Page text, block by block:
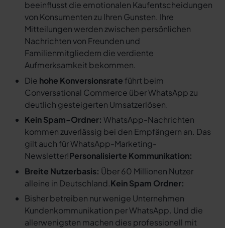
beeinflusst die emotionalen Kaufentscheidungen
von Konsumenten zu Ihren Gunsten. Ihre
Mitteilungen werden zwischen persönlichen
Nachrichten von Freunden und
Familienmitgliedern die verdiente
Aufmerksamkeit bekommen.
Die hohe Konversionsrate führt beim
Conversational Commerce über WhatsApp zu
deutlich gesteigerten Umsatzerlösen.
Kein Spam-Ordner: WhatsApp-Nachrichten
kommen zuverlässig bei den Empfängern an. Das
gilt auch für WhatsApp-Marketing-
Newsletter!Personalisierte Kommunikation:
Breite Nutzerbasis: Über 60 Millionen Nutzer
alleine in Deutschland.Kein Spam Ordner:
Bisher betreiben nur wenige Unternehmen
Kundenkommunikation per WhatsApp. Und die
allerwenigsten machen dies professionell mit